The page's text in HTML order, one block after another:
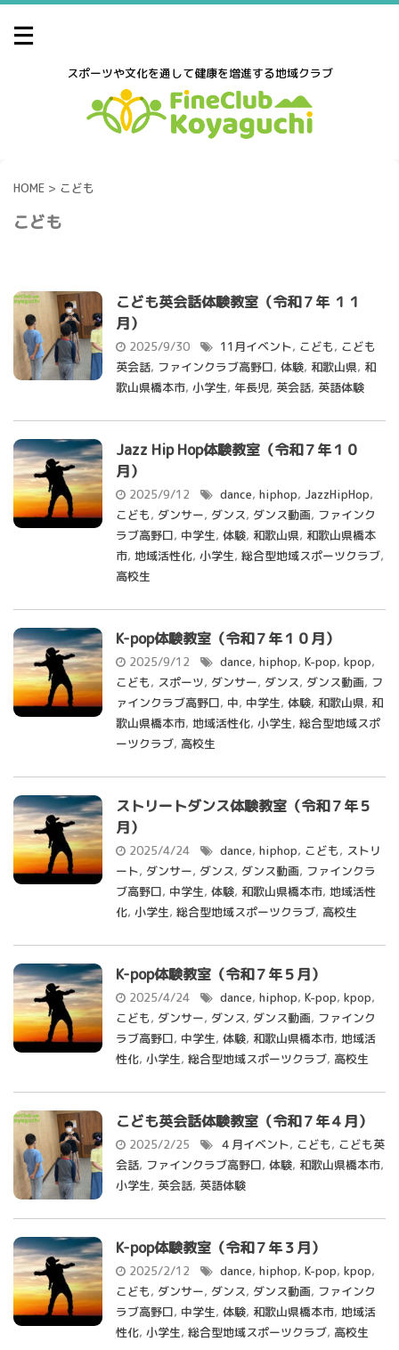
スポーツや文化を通して健康を増進する地域クラブ
HOME > こども
こども
こども英会話体験教室（令和７年 １１
月）
2025/9/30 11月イベント, こども, こども
英会話, ファインクラブ高野口, 体験, 和歌山県, 和
歌山県橋本市, 小学生, 年長児, 英会話, 英語体験
Jazz Hip Hop体験教室（令和７年１０
月）
2025/9/12 dance, hiphop, JazzHipHop,
こども, ダンサー, ダンス, ダンス動画, ファインク
ラブ高野口, 中学生, 体験, 和歌山県, 和歌山県橋本
市, 地域活性化, 小学生, 総合型地域スポーツクラブ,
高校生
K-pop体験教室（令和７年１０月）
2025/9/12 dance, hiphop, K-pop, kpop,
こども, スポーツ, ダンサー, ダンス, ダンス動画, フ
ァインクラブ高野口, 中, 中学生, 体験, 和歌山県, 和
歌山県橋本市, 地域活性化, 小学生, 総合型地域スポ
ーツクラブ, 高校生
ストリートダンス体験教室（令和７年５
月）
2025/4/24 dance, hiphop, こども, ストリ
ート, ダンサー, ダンス, ダンス動画, ファインクラ
ブ高野口, 中学生, 体験, 和歌山県橋本市, 地域活性
化, 小学生, 総合型地域スポーツクラブ, 高校生
K-pop体験教室（令和７年５月）
2025/4/24 dance, hiphop, K-pop, kpop,
こども, ダンサー, ダンス, ダンス動画, ファインク
ラブ高野口, 中学生, 体験, 和歌山県橋本市, 地域活
性化, 小学生, 総合型地域スポーツクラブ, 高校生
こども英会話体験教室（令和７年４月）
2025/2/25 ４月イベント, こども, こども英
会話, ファインクラブ高野口, 体験, 和歌山県橋本市,
小学生, 英会話, 英語体験
K-pop体験教室（令和７年３月）
2025/2/12 dance, hiphop, K-pop, kpop,
こども, ダンサー, ダンス, ダンス動画, ファインク
ラブ高野口, 中学生, 体験, 和歌山県橋本市, 地域活
性化, 小学生, 総合型地域スポーツクラブ, 高校生